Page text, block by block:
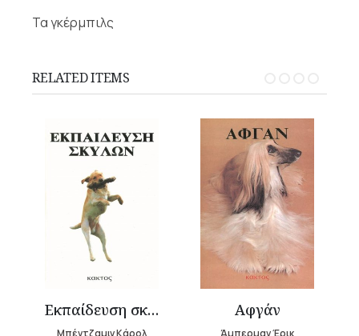
Τα γκέρμπιλς
RELATED ITEMS
Εκπαίδευση σκύλων
Μπέντζαμιν Κάρολ
Αφγάν
Άμπερμαν Έρικ